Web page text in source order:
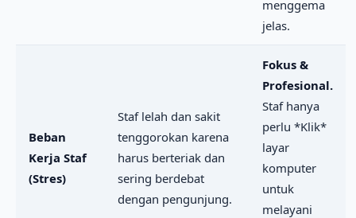
menggema
jelas.
Beban
Kerja Staf
(Stres)
Staf lelah dan sakit
tenggorokan karena
harus berteriak dan
sering berdebat
dengan pengunjung.
Fokus &
Profesional.
Staf hanya
perlu *Klik*
layar
komputer
untuk
melayani